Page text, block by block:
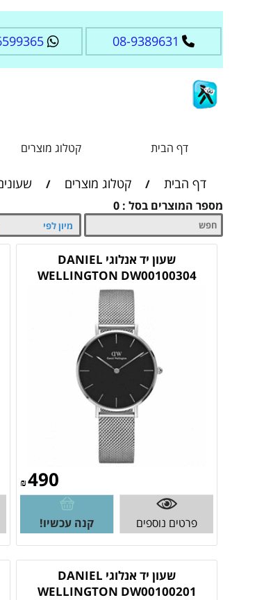
08-9389631
דף הבית קטלוג מוצרים
דף הבית / קטלוג מוצרים /
מספר המוצרים בסל : 0
שעון יד אנלוגי DANIEL
WELLINGTON DW00100304
₪490
פרטים נוספים קנה עכשיו!
שעון יד אנלוגי DANIEL
WELLINGTON DW00100201